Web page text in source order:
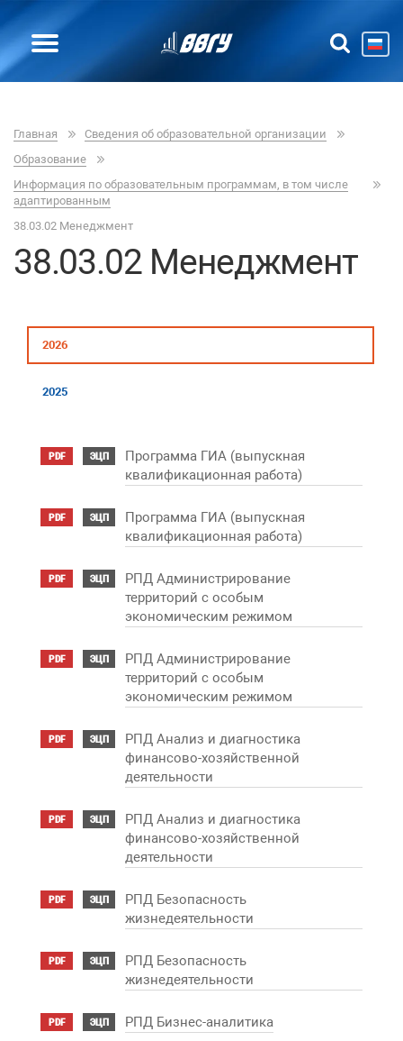
Главная
Сведения об образовательной организации
Образование
Информация по образовательным программам, в том числе
адаптированным
38.03.02 Менеджмент
38.03.02 Менеджмент
2026
2025
PDF ЭЦП
Программа ГИА (выпускная
квалификационная работа)
PDF ЭЦП
Программа ГИА (выпускная
квалификационная работа)
PDF ЭЦП
РПД Администрирование
территорий с особым
экономическим режимом
PDF ЭЦП
РПД Администрирование
территорий с особым
экономическим режимом
PDF ЭЦП
РПД Анализ и диагностика
финансово-хозяйственной
деятельности
PDF ЭЦП
РПД Анализ и диагностика
финансово-хозяйственной
деятельности
PDF ЭЦП
РПД Безопасность
жизнедеятельности
PDF ЭЦП
РПД Безопасность
жизнедеятельности
PDF ЭЦП РПД Бизнес-аналитика